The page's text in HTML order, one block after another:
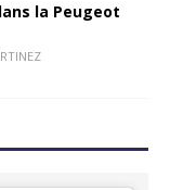
la Peugeot